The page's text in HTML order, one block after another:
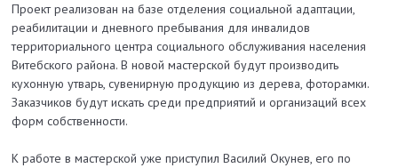
Проект реализован на базе отделения социальной адаптации,
реабилитации и дневного пребывания для инвалидов
территориального центра социального обслуживания населения
Витебского района. В новой мастерской будут производить
кухонную утварь, сувенирную продукцию из дерева, фоторамки.
Заказчиков будут искать среди предприятий и организаций всех
форм собственности.
К работе в мастерской уже приступил Василий Окунев, его по